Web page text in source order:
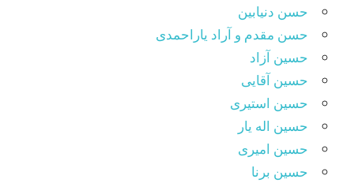
حسن دنیابین
حسن مقدم و آراد یاراحمدی
حسین آزاد
حسین آقایی
حسین استیری
حسین اله یار
حسین امیری
حسین برنا